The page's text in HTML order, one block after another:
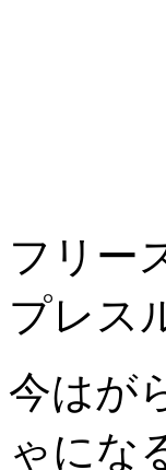
フリー
プレス
今はが
ゃにな